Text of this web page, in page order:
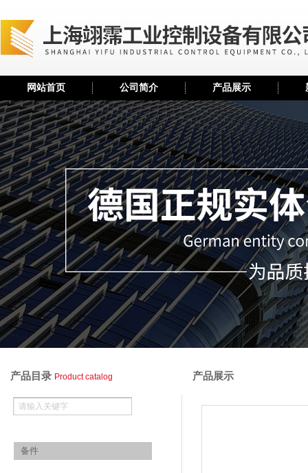
网站首页 公司简介 产品展示
产品目录 Product catalog
备件
产品展示